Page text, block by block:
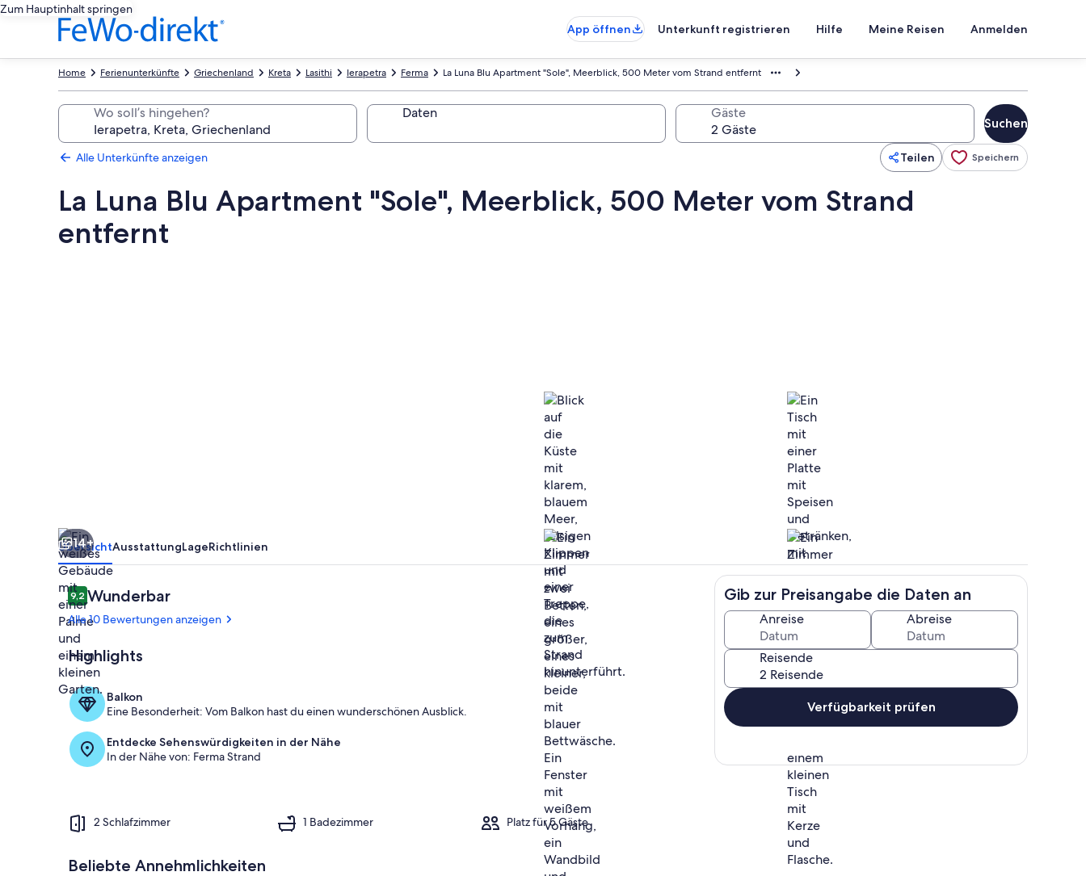
Zum Hauptinhalt springen
App öffnen
Unterkunft registrieren Hilfe Meine Reisen Anmelden
La Luna Blu Apartment "Sole", Meerblick, 500 Meter vom Strand entfernt
Ferma
Ierapetra
Lasithi
Kreta
Griechenland
Ferienunterkünfte
Home
Wo soll’s hingehen? Daten Gäste
Suchen
Alle Unterkünfte anzeigen Teilen Speichern
La Luna Blu Apartment "Sole", Meerblick, 500 Meter vom Strand
entfernt
Strand
entfernt
Innenbereich
14+
ÜbersichtAusstattungLageRichtlinien
Bewertungen
9,29,2 von 10.
Wunderbar
Alle 10 Bewertungen anzeigen
Highlights
Balkon
Eine Besonderheit: Vom Balkon hast du einen wunderschönen Ausblick.
Entdecke Sehenswürdigkeiten in der Nähe
In der Nähe von: Ferma Strand
2 Schlafzimmer 1 Badezimmer Platz für 5 Gäste
Beliebte Annehmlichkeiten
Gib zur Preisangabe die Daten an
Anreise Abreise
Reisende
Verfügbarkeit prüfen